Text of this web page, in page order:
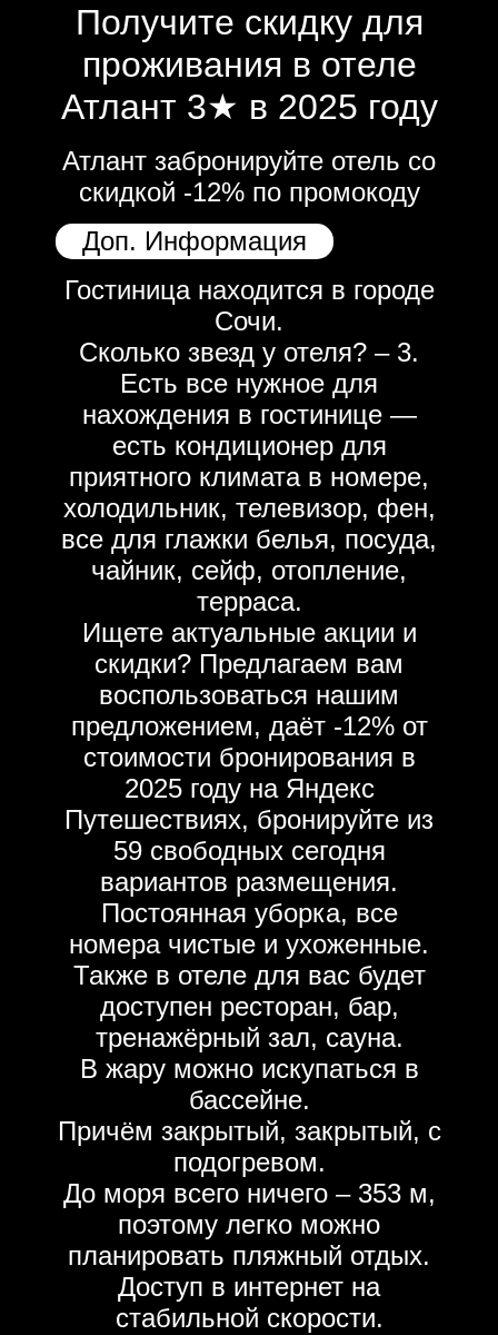
Получите скидку для
проживания в отеле
Атлант 3★ в 2025 году
Атлант забронируйте отель со
скидкой -12% по промокоду
Доп. Информация
Гостиница находится в городе
Сочи.
Сколько звезд у отеля? – 3.
Есть все нужное для
нахождения в гостинице —
есть кондиционер для
приятного климата в номере,
холодильник, телевизор, фен,
все для глажки белья, посуда,
чайник, сейф, отопление,
терраса.
Ищете актуальные акции и
скидки? Предлагаем вам
воспользоваться нашим
предложением, даёт -12% от
стоимости бронирования в
2025 году на Яндекс
Путешествиях, бронируйте из
59 свободных сегодня
вариантов размещения.
Постоянная уборка, все
номера чистые и ухоженные.
Также в отеле для вас будет
доступен ресторан, бар,
тренажёрный зал, сауна.
В жару можно искупаться в
бассейне.
Причём закрытый, закрытый, с
подогревом.
До моря всего ничего – 353 м,
поэтому легко можно
планировать пляжный отдых.
Доступ в интернет на
стабильной скорости.